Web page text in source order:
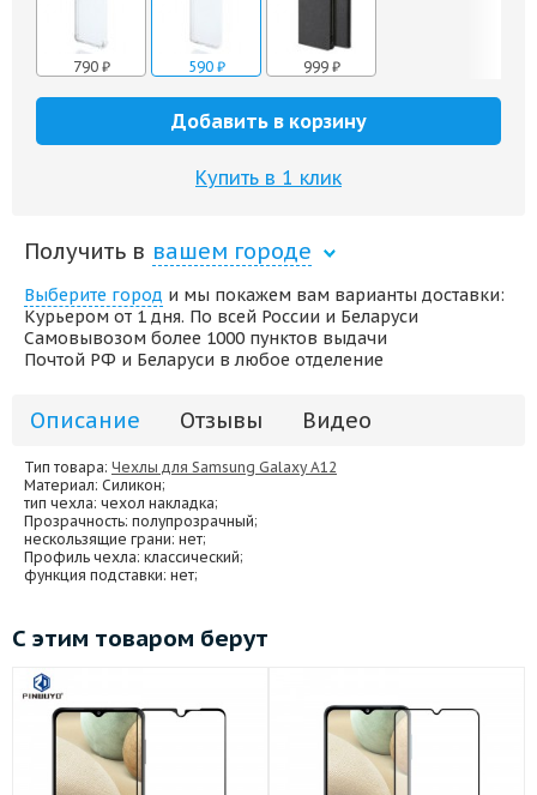
790 ₽ 590 ₽ 999 ₽
Добавить в корзину
Купить в 1 клик
Получить в вашем городе
Выберите город и мы покажем вам варианты доставки:
Курьером от 1 дня. По всей России и Беларуси
Самовывозом более 1000 пунктов выдачи
Почтой РФ и Беларуси в любое отделение
Описание Отзывы Видео
Тип товара: Чехлы для Samsung Galaxy A12
Материал: Силикон;
тип чехла: чехол накладка;
Прозрачность: полупрозрачный;
нескользящие грани: нет;
Профиль чехла: классический;
функция подставки: нет;
С этим товаром берут